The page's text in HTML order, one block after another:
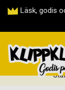
Läsk, godis